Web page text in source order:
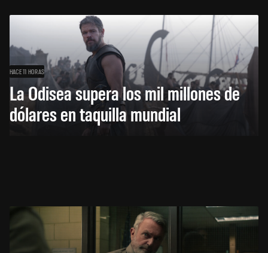
HACE 11 HORAS
La Odisea supera los mil millones de
dólares en taquilla mundial